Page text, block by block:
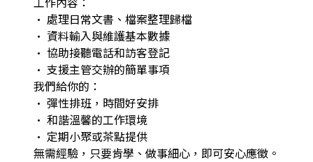
• 處理日常文書、檔案整理歸檔
• 資料輸入與維護基本數據
• 協助接聽電話和訪客登記
• 支援主管交辦的簡單事項
我們給你的：
• 彈性排班，時間好安排
• 和諧溫馨的工作環境
• 定期小聚或茶點提供
無需經驗，只要肯學、做事細心，即可安心應徵。